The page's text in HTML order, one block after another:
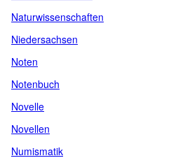
Naturwissenschaften
Niedersachsen
Noten
Notenbuch
Novelle
Novellen
Numismatik